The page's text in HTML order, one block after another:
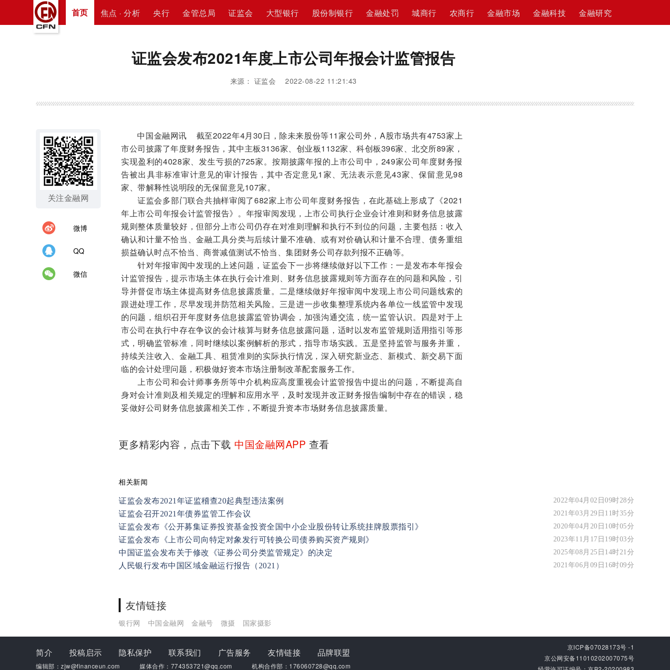
首页 焦点 · 分析 央行 金管总局 证监会 大型银行 股份制银行 金融处罚 城商行 农商行 金融市场 金融科技 金融研究
证监会发布2021年度上市公司年报会计监管报告
来源： 证监会 2022-08-22 11:21:43
关注金融网
微博
QQ
微信
中国金融网讯 截至2022年4月30日，除未来股份等11家公司外，A股市场共有4753家上
市公司披露了年度财务报告，其中主板3136家、创业板1132家、科创板396家、北交所89家，
实现盈利的4028家、发生亏损的725家。按期披露年报的上市公司中，249家公司年度财务报
告被出具非标准审计意见的审计报告，其中否定意见1家、无法表示意见43家、保留意见98
家、带解释性说明段的无保留意见107家。
证监会多部门联合共抽样审阅了682家上市公司年度财务报告，在此基础上形成了《2021
年上市公司年报会计监管报告》。年报审阅发现，上市公司执行企业会计准则和财务信息披露
规则整体质量较好，但部分上市公司仍存在对准则理解和执行不到位的问题，主要包括：收入
确认和计量不恰当、金融工具分类与后续计量不准确、或有对价确认和计量不合理、债务重组
损益确认时点不恰当、商誉减值测试不恰当、集团财务公司存款列报不正确等。
针对年报审阅中发现的上述问题，证监会下一步将继续做好以下工作：一是发布本年报会
计监管报告，提示市场主体在执行会计准则、财务信息披露规则等方面存在的问题和风险，引
导并督促市场主体提高财务信息披露质量。二是继续做好年报审阅中发现上市公司问题线索的
跟进处理工作，尽早发现并防范相关风险。三是进一步收集整理系统内各单位一线监管中发现
的问题，组织召开年度财务信息披露监管协调会，加强沟通交流，统一监管认识。四是对于上
市公司在执行中存在争议的会计核算与财务信息披露问题，适时以发布监管规则适用指引等形
式，明确监管标准，同时继续以案例解析的形式，指导市场实践。五是坚持监管与服务并重，
持续关注收入、金融工具、租赁准则的实际执行情况，深入研究新业态、新模式、新交易下面
临的会计处理问题，积极做好资本市场注册制改革配套服务工作。
上市公司和会计师事务所等中介机构应高度重视会计监管报告中提出的问题，不断提高自
身对会计准则及相关规定的理解和应用水平，及时发现并改正财务报告编制中存在的错误，稳
妥做好公司财务信息披露相关工作，不断提升资本市场财务信息披露质量。
更多精彩内容，点击下载 中国金融网APP 查看
相关新闻
证监会发布2021年证监稽查20起典型违法案例 2022年04月02日09时28分
证监会召开2021年债券监管工作会议 2021年03月29日11时35分
证监会发布《公开募集证券投资基金投资全国中小企业股份转让系统挂牌股票指引》 2020年04月20日10时05分
证监会发布《上市公司向特定对象发行可转换公司债券购买资产规则》 2023年11月17日19时03分
中国证监会发布关于修改《证券公司分类监管规定》的决定 2025年08月25日14时21分
人民银行发布中国区域金融运行报告（2021） 2021年06月09日16时09分
友情链接
银行网 中国金融网 金融号 微摄 国家摄影
简介 投稿启示 隐私保护 联系我们 广告服务 友情链接 品牌联盟
编辑部：zjw@financeun.com 媒体合作：774353721@qq.com 机构合作部：176060728@qq.com
京ICP备07028173号 -1
京公网安备11010202007075号